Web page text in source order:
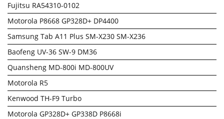
Fujitsu RA54310-0102
Motorola P8668 GP328D+ DP4400
Samsung Tab A11 Plus SM-X230 SM-X236
Baofeng UV-36 SW-9 DM36
Quansheng MD-800i MD-800UV
Motorola R5
Kenwood TH-F9 Turbo
Motorola GP328D+ GP338D P8668i